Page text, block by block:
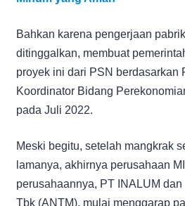
Bahkan karena pengerjaan
ditinggalkan, membuat
proyek ini dari PSN berdasarkan
Koordinator Bidang
pada Juli 2022.
Meski begitu, setelah mangkrak
lamanya, akhirnya perusahaan
perusahaannya, PT INALUM dan
Tbk (ANTM), mulai menggarap